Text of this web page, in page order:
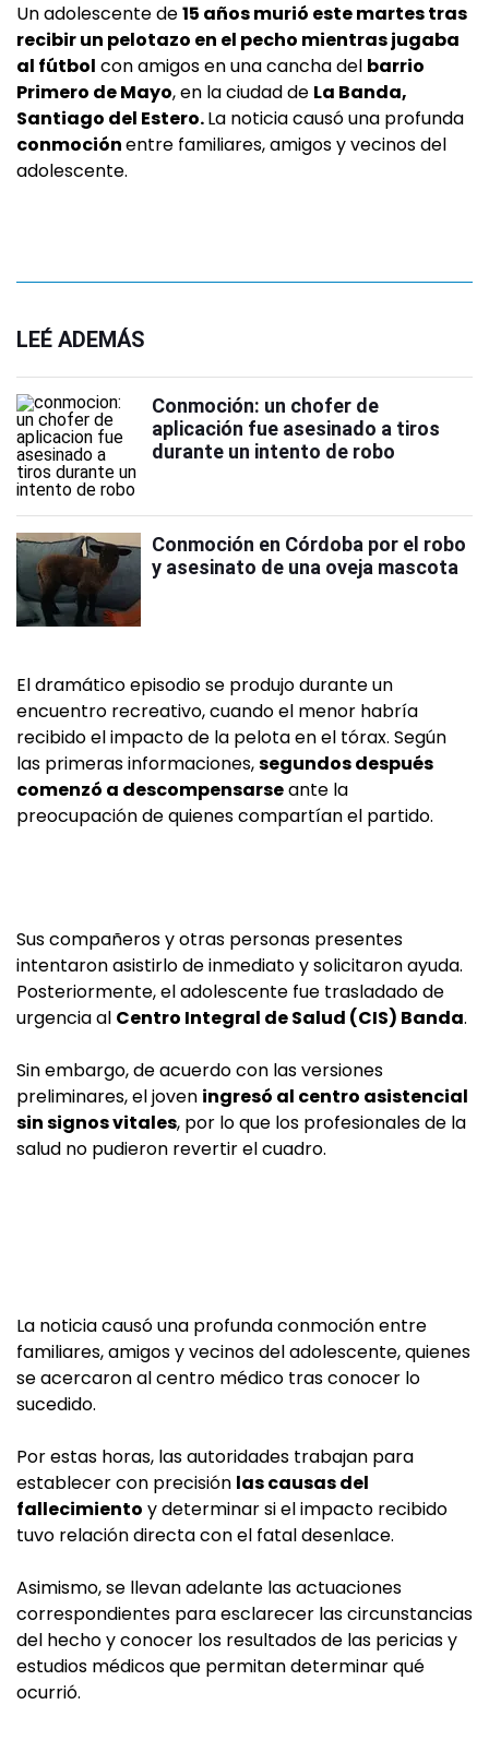
Un adolescente de15 años murió este martes tras
recibir un pelotazo en el pecho mientras jugaba
al fútbol con amigos en una cancha del barrio
Primero de Mayo, en la ciudad de La Banda,
Santiago del Estero.La noticia causó una profunda
conmociónentre familiares, amigos y vecinos del
adolescente.
LEÉ ADEMÁS
Conmoción: un chofer de
aplicación fue asesinado a tiros
durante un intento de robo
Conmoción en Córdoba por el robo
y asesinato de una oveja mascota
El dramático episodio se produjo durante un
encuentro recreativo, cuando el menor habría
recibido el impacto de la pelota en el tórax. Según
las primeras informaciones,segundos después
comenzó a descompensarseante la
preocupación de quienes compartían el partido.
Sus compañeros y otras personas presentes
intentaron asistirlo de inmediato y solicitaron ayuda.
Posteriormente, el adolescente fue trasladado de
urgencia al Centro Integral de Salud (CIS) Banda.
Sin embargo, de acuerdo con las versiones
preliminares, el joven ingresó al centro asistencial
sin signos vitales, por lo que los profesionales de la
salud no pudieron revertir el cuadro.
La noticia causó una profunda conmoción entre
familiares, amigos y vecinos del adolescente, quienes
se acercaron al centro médico tras conocer lo
sucedido.
Por estas horas, las autoridades trabajan para
establecer con precisión las causas del
fallecimiento y determinar si el impacto recibido
tuvo relación directa con el fatal desenlace.
Asimismo, se llevan adelante las actuaciones
correspondientes para esclarecer las circunstancias
del hecho y conocer los resultados de las pericias y
estudios médicos que permitan determinar qué
ocurrió.